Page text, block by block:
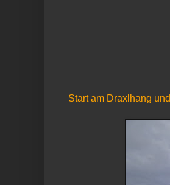
Start am Draxlhang